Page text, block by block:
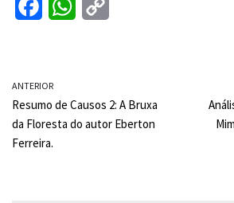
e
o
ANTERIOR
Resumo de Causos 2: A Bruxa
da Floresta do autor Eberton
Ferreira.